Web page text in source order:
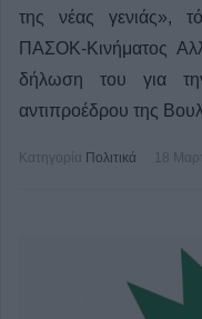
της νέας γενιάς»,
ΠΑΣΟΚ-Κινήματος
δήλωση του για
αντιπροέδρου της
Κατηγορία Πολιτικά 18